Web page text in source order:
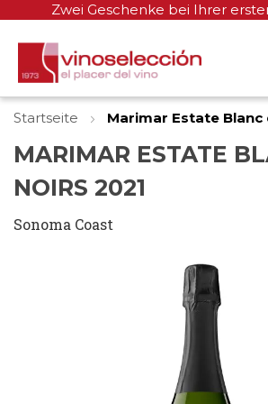
Zwei Geschenke bei Ihrer
Startseite Marimar Estate Blanc
MARIMAR ESTATE
NOIRS 2021
Sonoma Coast